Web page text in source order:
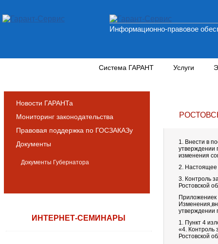
Информационно-правовое
Система ГАРАНТ Услуги
Новости ГАРАНТа
Мониторинг законодательства
Правовая поддержка по ГОСЗАКАЗу
Документы
Документы Губернатора
ИНТЕРНЕТ-СЕМИНАРЫ
1. Внести в
утверждении
изменения
2. Настоящее
3. Контроль
Ростовской
Приложениек
утверждении
1. Пункт 4
«4. Контроль
Ростовской